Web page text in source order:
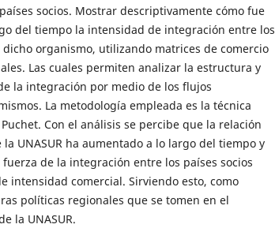
socios. Mostrar descriptivamente cómo fue
del tiempo la intensidad de integración entre los
organismo, utilizando matrices de comercio
Las cuales permiten analizar la estructura y
la integración por medio de los flujos
La metodología empleada es la técnica
Con el análisis se percibe que la relación
UNASUR ha aumentado a lo largo del tiempo y
de la integración entre los países socios
intensidad comercial. Sirviendo esto, como
políticas regionales que se tomen en el
la UNASUR.